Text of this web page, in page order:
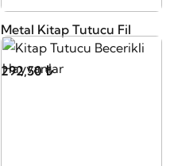
Metal Kitap Tutucu Fil
292,50 ₺